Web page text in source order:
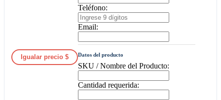
Igualar precio $
Teléfono:
Email:
Datos del producto
SKU / Nombre del Producto:
Cantidad requerida: